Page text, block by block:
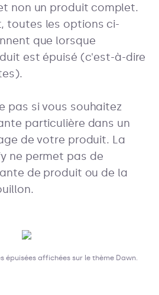
non un produit complet.
toutes les options ci-
que lorsque
est épuisé (c'est-à-dire
pas si vous souhaitez
particulière dans un
de votre produit. La
ne permet pas de
de produit ou de la
épuisées affichées sur le thème Dawn.